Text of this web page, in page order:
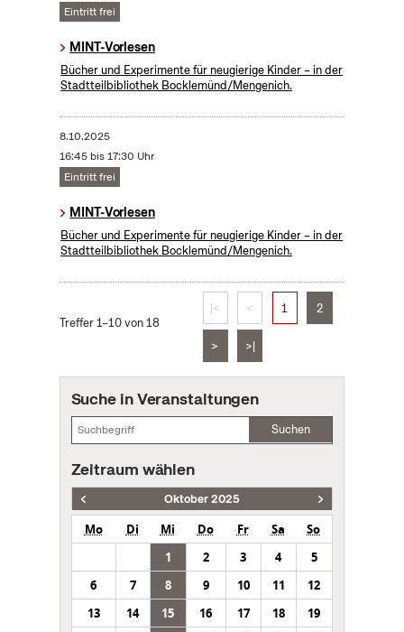
Eintritt frei
MINT-Vorlesen
Bücher und Experimente für neugierige Kinder – in der
Stadtteilbibliothek Bocklemünd/Mengenich.
8.10.2025
16:45 bis 17:30 Uhr
Eintritt frei
MINT-Vorlesen
Bücher und Experimente für neugierige Kinder – in der
Stadtteilbibliothek Bocklemünd/Mengenich.
Treffer 1–10 von 18
|< < 1 2
> >|
Suche in Veranstaltungen
Suchen
Zeitraum wählen
Oktober 2025
Mo Di Mi Do Fr Sa
So
1
2 3 4
5
6
7 8 9 10 11
12
13
14 15 16 17 18
19